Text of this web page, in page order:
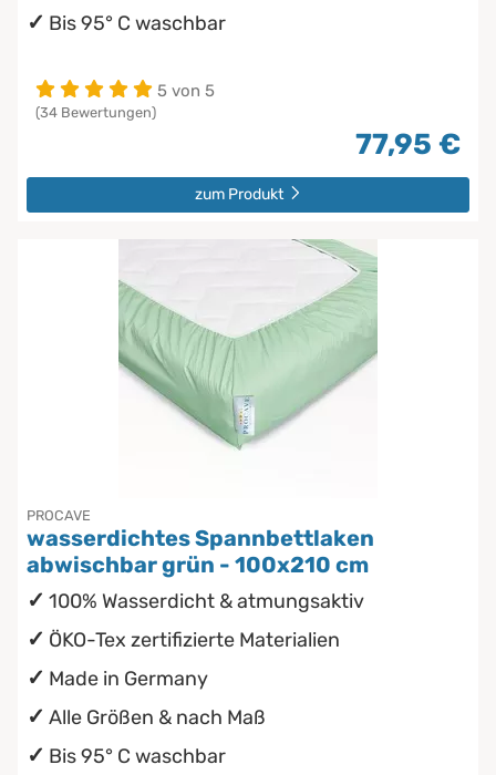
Bis 95° C waschbar
5 von 5
(34 Bewertungen)
77,95 €
zum Produkt
PROCAVE
wasserdichtes Spannbettlaken
abwischbar grün - 100x210 cm
100% Wasserdicht & atmungsaktiv
ÖKO-Tex zertifizierte Materialien
Made in Germany
Alle Größen & nach Maß
Bis 95° C waschbar